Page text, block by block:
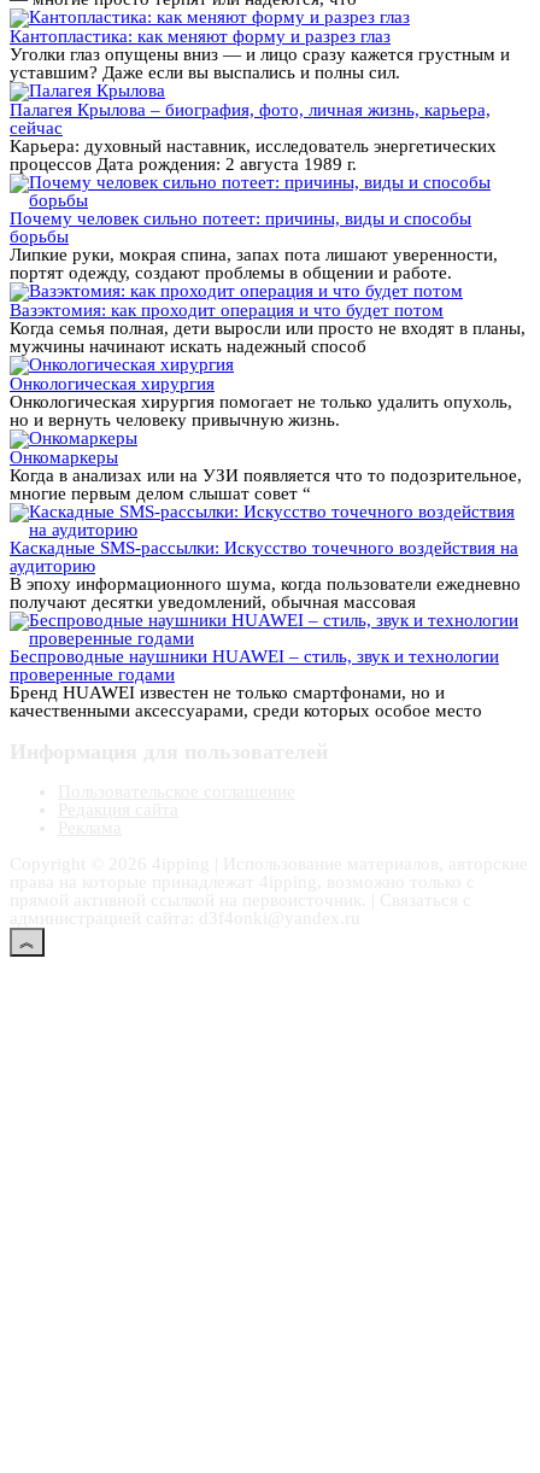
Кантопластика: как меняют форму и разрез глаз
Уголки глаз опущены вниз — и лицо сразу кажется грустным и
уставшим? Даже если вы выспались и полны сил.
Палагея Крылова – биография, фото, личная жизнь, карьера,
сейчас
Карьера: духовный наставник, исследователь энергетических
процессов Дата рождения: 2 августа 1989 г.
Почему человек сильно потеет: причины, виды и способы
борьбы
Липкие руки, мокрая спина, запах пота лишают уверенности,
портят одежду, создают проблемы в общении и работе.
Вазэктомия: как проходит операция и что будет потом
Когда семья полная, дети выросли или просто не входят в планы,
мужчины начинают искать надежный способ
Онкологическая хирургия
Онкологическая хирургия помогает не только удалить опухоль,
но и вернуть человеку привычную жизнь.
Онкомаркеры
Когда в анализах или на УЗИ появляется что то подозрительное,
многие первым делом слышат совет “
Каскадные SMS-рассылки: Искусство точечного воздействия на
аудиторию
В эпоху информационного шума, когда пользователи ежедневно
получают десятки уведомлений, обычная массовая
Беспроводные наушники HUAWEI – стиль, звук и технологии
проверенные годами
Бренд HUAWEI известен не только смартфонами, но и
качественными аксессуарами, среди которых особое место